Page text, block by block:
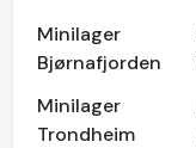
Minilager
Bjørnafjorden
Minilager
Trondheim